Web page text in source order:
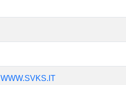
WWW.SVKS.IT